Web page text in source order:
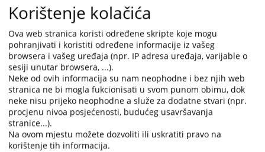
Links
Adresar advokata
Files
Zajedničke advokatske kancelarije FBIH
Zajedničke advokatske kancelarije RS
Korištenje kolačića
Ova web stranica koristi određene skripte koje mogu
pohranjivati i koristiti određene informacije iz vašeg
browsera i vašeg uređaja (npr. IP adresa uređaja, varijable o
sesiji unutar browsera, ...).
Neke od ovih informacija su nam neophodne i bez njih web
stranica ne bi mogla fukcionisati u svom punom obimu, dok
neke nisu prijeko neophodne a služe za dodatne stvari (npr.
procjenu nivoa posjećenosti, budućeg usavršavanja
stranice...).
Na ovom mjestu možete dozvoliti ili uskratiti pravo na
korištenje tih informacija.